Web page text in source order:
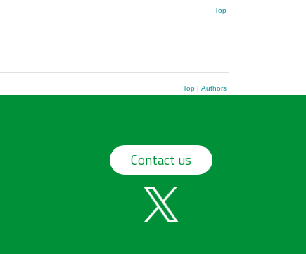
Top
Top| Authors
Contact us